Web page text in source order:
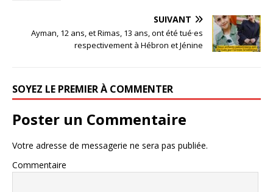
SUIVANT
Ayman, 12 ans, et Rimas, 13 ans, ont été tué·es
respectivement à Hébron et Jénine
SOYEZ LE PREMIER À COMMENTER
Poster un Commentaire
Votre adresse de messagerie ne sera pas publiée.
Commentaire